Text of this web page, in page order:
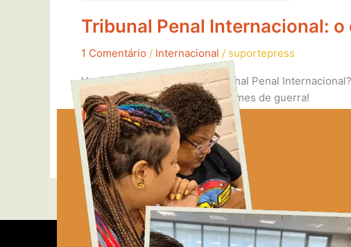
Tribunal Penal Internacional: o
1 Comentário / Internacional / suportepress
Você sabia que existe um Tribunal Penal
por exemplo, pelos famosos crimes de guerra!
atua?
Read More »